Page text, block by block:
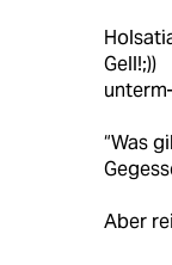
Gell!;))
“Was
Aber